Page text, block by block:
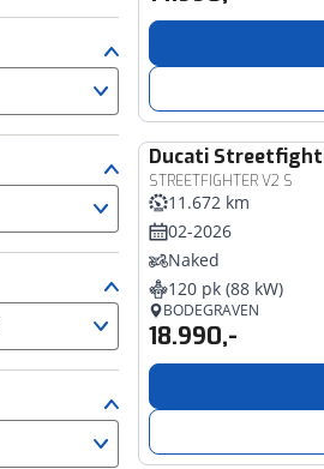
Ducati
STREETFIGHTER V2 S
11.672 km
02-2026
Naked
120 pk (88 kW)
BODEGRAVEN
18.990,-